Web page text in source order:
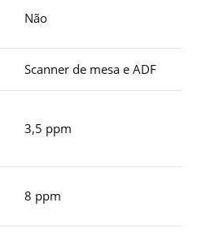
Não
Scanner de mesa e ADF
3,5 ppm
8 ppm